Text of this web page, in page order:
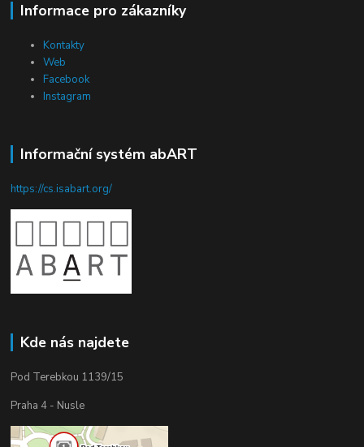
Informace pro zákazníky
Kontakty
Web
Facebook
Instagram
Informační systém abART
https://cs.isabart.org/
Kde nás najdete
Pod Terebkou 1139/15
Praha 4 - Nusle